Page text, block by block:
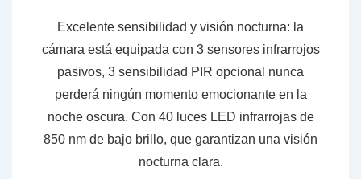
Excelente sensibilidad y visión nocturna: la
cámara está equipada con 3 sensores infrarrojos
pasivos, 3 sensibilidad PIR opcional nunca
perderá ningún momento emocionante en la
noche oscura. Con 40 luces LED infrarrojas de
850 nm de bajo brillo, que garantizan una visión
nocturna clara.